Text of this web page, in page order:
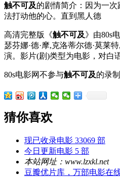
触不可及的剧情简介：因为一次
法打动他的心。直到黑人德
高清完整版《触不可及》由80s
瑟芬娜·德·摩,克洛蒂尔德·莫莱
演。影片(剧)类型为电影，对白
80s电影网不参与触不可及的录
猜你喜欢
现已收录电影 33069 部
今日更新电影 5 部
本站网址：www.lzxkl.net
豆瓣优片库，万部电影在